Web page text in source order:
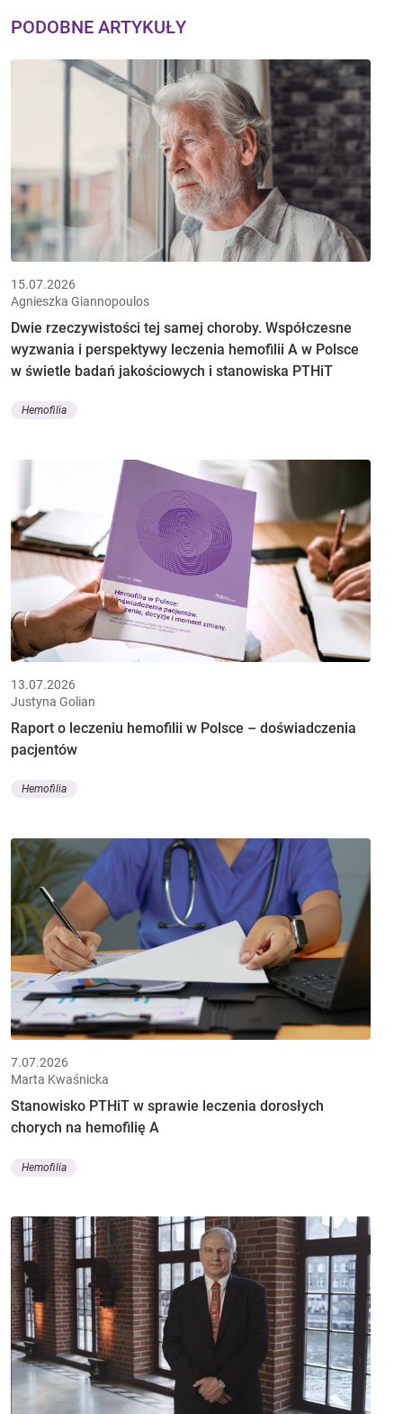
PODOBNE ARTYKUŁY
15.07.2026
Agnieszka Giannopoulos
Dwie rzeczywistości tej samej choroby. Współczesne
wyzwania i perspektywy leczenia hemofilii A w Polsce
w świetle badań jakościowych i stanowiska PTHiT
Hemofilia
13.07.2026
Justyna Golian
Raport o leczeniu hemofilii w Polsce – doświadczenia
pacjentów
Hemofilia
7.07.2026
Marta Kwaśnicka
Stanowisko PTHiT w sprawie leczenia dorosłych
chorych na hemofilię A
Hemofilia